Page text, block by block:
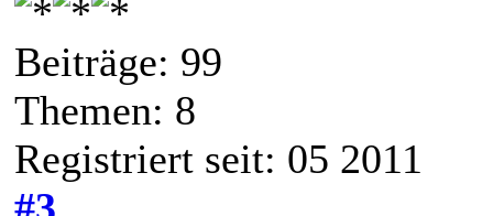
Beiträge: 99
Themen: 8
Registriert seit: 05 2011
#3